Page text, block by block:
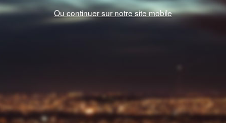
Ou continuer sur notre site mobile